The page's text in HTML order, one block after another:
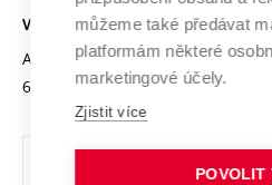
Projekty
Projekty ze strukturálních fondů
Specifický výzkum
Univerzitní sítě
Vyznamenání
Organizační struktura
Ochrana osobních údajů
VYSOKÉ UČENÍ TECHNICKÉ V
Antonínská 548/1
602 00 Brno
můžeme také předávat
platformám některé
marketingové účely.
Zjistit více
POVOLIT